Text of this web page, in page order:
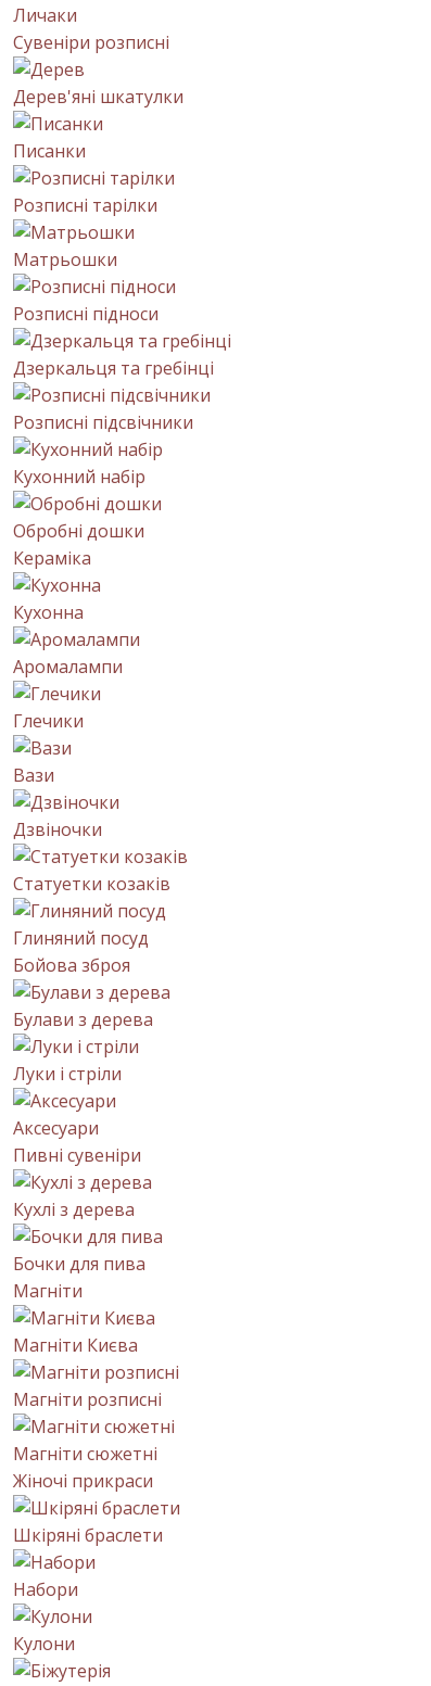
Личаки
Сувеніри розписні
Дерев'яні шкатулки
Писанки
Розписні тарілки
Матрьошки
Розписні підноси
Дзеркальця та гребінці
Розписні підсвічники
Кухонний набір
Обробні дошки
Кераміка
Кухонна
Аромалампи
Глечики
Вази
Дзвіночки
Статуетки козаків
Глиняний посуд
Бойова зброя
Булави з дерева
Луки і стріли
Аксесуари
Пивні сувеніри
Кухлі з дерева
Бочки для пива
Магніти
Магніти Києва
Магніти розписні
Магніти сюжетні
Жіночі прикраси
Шкіряні браслети
Набори
Кулони